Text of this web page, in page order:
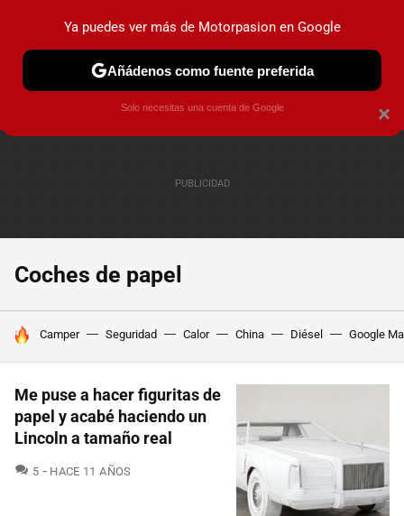
PRUEBAS COCHES ELÉCTRICOS OBSERVATORIO
Coches de papel
HOY SE HABLA DE
Camper Seguridad Calor China Diésel Google
Me puse a hacer figuritas de
papel y acabé haciendo un
Lincoln a tamaño real
5 COMENTARIOS
HACE 11 AÑOS
×
Ya puedes ver más de Motorpasion en Google
Añádenos como fuente preferida
Solo necesitas una cuenta de Google